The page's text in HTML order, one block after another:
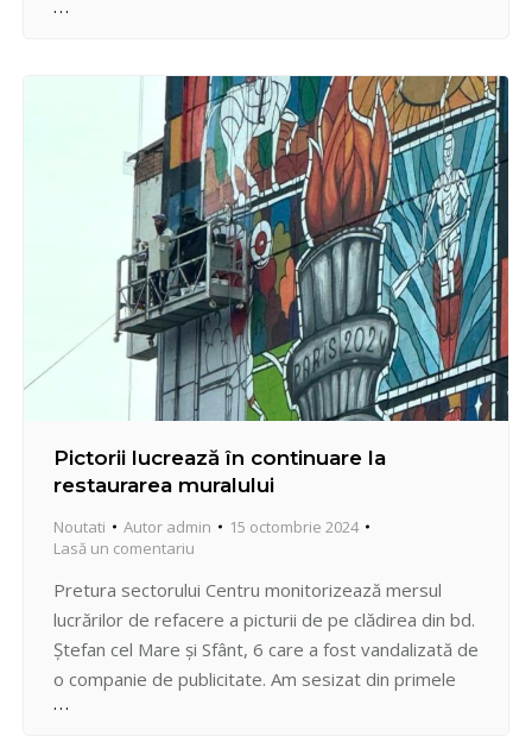
depus un efort ce-l depășește cu mult pe cel
salubrizare a spațiilor publice din Centrul Capitalei, în
contextul evenimentelor de…
Pictorii lucrează în continuare la
restaurarea muralului
Noutati Autor admin
15 octombrie 2024
Lasă un comentariu
Pretura sectorului Centru monitorizează mersul
lucrărilor de refacere a picturii de pe clădirea din bd.
Ștefan cel Mare și Sfânt, 6 care a fost vandalizată de
o companie de publicitate. Am sesizat din primele
clipe poliția de actul de samavolnicie când s-a